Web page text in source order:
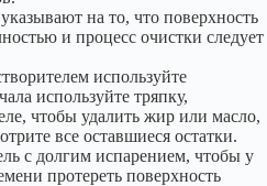
на то, что поверхность
и процесс очистки следует
используйте
используйте тряпку,
чтобы удалить жир или масло,
все оставшиеся остатки.
с долгим испарением, чтобы у
протереть поверхность